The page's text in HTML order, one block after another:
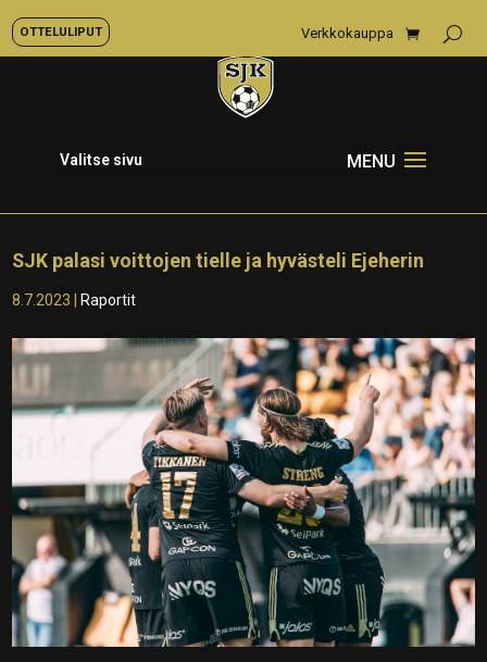
OTTELULIPUT Verkkokauppa
Valitse sivu
SJK palasi voittojen tielle ja hyvästeli Ejeherin
8.7.2023 Raportit